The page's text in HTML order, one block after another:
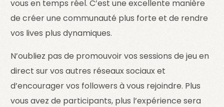
vous en temps réel. C’est une excellente manière
de créer une communauté plus forte et de rendre
vos lives plus dynamiques.
N’oubliez pas de promouvoir vos sessions de jeu en
direct sur vos autres réseaux sociaux et
d’encourager vos followers à vous rejoindre. Plus
vous avez de participants, plus l’expérience sera